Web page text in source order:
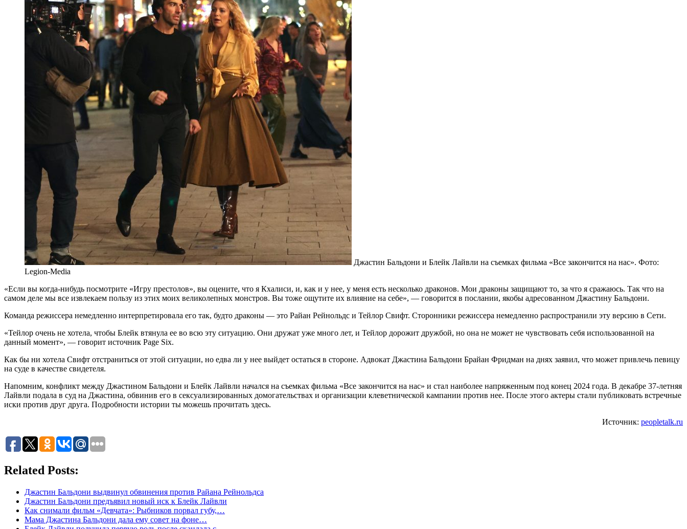
Джастин Бальдони и Блейк Лайвли на съемках фильма «Все закончится на нас». Фото:
Legion-Media
«Если вы когда-нибудь посмотрите «Игру престолов», вы оцените, что я Кхалиси, и, как и у нее, у меня есть несколько драконов. Мои драконы защищают то, за что я сражаюсь. Так что на
самом деле мы все извлекаем пользу из этих моих великолепных монстров. Вы тоже ощутите их влияние на себе», — говорится в послании, якобы адресованном Джастину Бальдони.
Команда режиссера немедленно интерпретировала его так, будто драконы — это Райан Рейнольдс и Тейлор Свифт. Сторонники режиссера немедленно распространили эту версию в Сети.
«Тейлор очень не хотела, чтобы Блейк втянула ее во всю эту ситуацию. Они дружат уже много лет, и Тейлор дорожит дружбой, но она не может не чувствовать себя использованной на
данный момент», — говорит источник Page Six.
Как бы ни хотела Свифт отстраниться от этой ситуации, но едва ли у нее выйдет остаться в стороне. Адвокат Джастина Бальдони Брайан Фридман на днях заявил, что может привлечь певицу
на суде в качестве свидетеля.
Напомним, конфликт между Джастином Бальдони и Блейк Лайвли начался на съемках фильма «Все закончится на нас» и стал наиболее напряженным под конец 2024 года. В декабре 37-летняя
Лайвли подала в суд на Джастина, обвинив его в сексуализированных домогательствах и организации клеветнической кампании против нее. После этого актеры стали публиковать встречные
иски против друг друга. Подробности истории ты можешь прочитать здесь.
Источник: peopletalk.ru
Related Posts:
Джастин Бальдони выдвинул обвинения против Райана Рейнольдса
Джастин Бальдони предъявил новый иск к Блейк Лайвли
Как снимали фильм «Девчата»: Рыбников порвал губу,…
Мама Джастина Бальдони дала ему совет на фоне…